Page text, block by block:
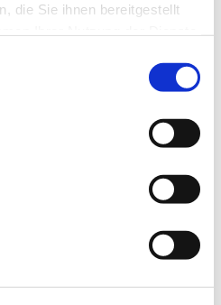
die Sie ihnen bereitgestellt